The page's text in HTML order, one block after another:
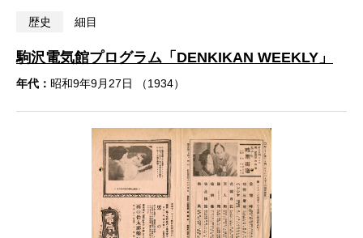
歴史 細目
駒沢電気館プログラム「DENKIKAN WEEKLY」
年代： 昭和9年9月27日 （1934）